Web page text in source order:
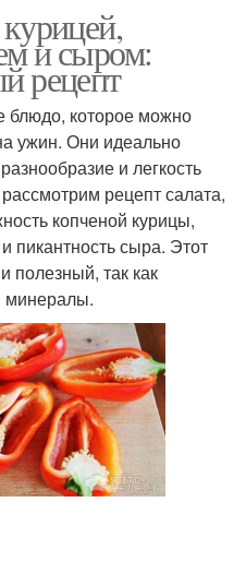
и сыром:
рецепт
блюдо, которое можно
ужин. Они идеально
и легкость
рецепт салата,
копченой курицы,
пикантность сыра. Этот
полезный, так как
минералы.